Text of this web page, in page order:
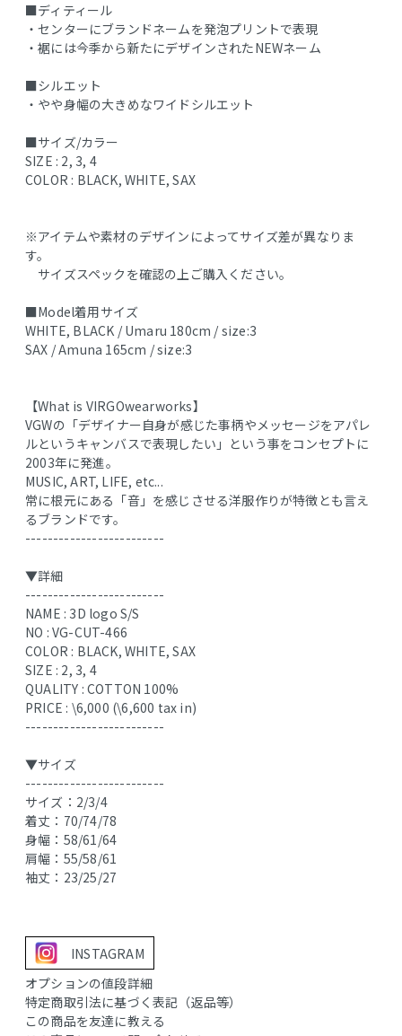
■ディティール
・センターにブランドネームを発泡プリントで表現
・裾には今季から新たにデザインされたNEWネーム
■シルエット
・やや身幅の大きめなワイドシルエット
■サイズ/カラー
SIZE : 2, 3, 4
COLOR : BLACK, WHITE, SAX
※アイテムや素材のデザインによってサイズ差が異なりま
す。
サイズスペックを確認の上ご購入ください。
■Model着用サイズ
WHITE, BLACK / Umaru 180cm / size:3
SAX / Amuna 165cm / size:3
【What is VIRGOwearworks】
VGWの「デザイナー自身が感じた事柄やメッセージをアパレ
ルというキャンバスで表現したい」という事をコンセプトに
2003年に発進。
MUSIC, ART, LIFE, etc...
常に根元にある「音」を感じさせる洋服作りが特徴とも言え
るブランドです。
-------------------------
▼詳細
-------------------------
NAME : 3D logo S/S
NO : VG-CUT-466
COLOR : BLACK, WHITE, SAX
SIZE : 2, 3, 4
QUALITY : COTTON 100%
PRICE : \6,000 (\6,600 tax in)
-------------------------
▼サイズ
-------------------------
サイズ：2/3/4
着丈：70/74/78
身幅：58/61/64
肩幅：55/58/61
袖丈：23/25/27
INSTAGRAM
オプションの値段詳細
特定商取引法に基づく表記（返品等）
この商品を友達に教える